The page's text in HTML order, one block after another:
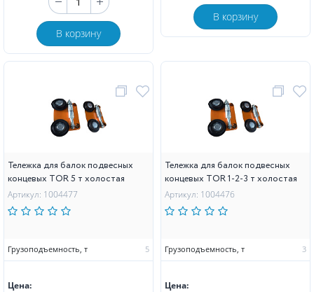
В корзину
В корзину
Тележка для балок подвесных
концевых TOR 5 т холостая
Артикул: 1004477
Грузоподъемность, т 5
Цена:
Тележка для балок подвесных
концевых TOR 1-2-3 т холостая
Артикул: 1004476
Грузоподъемность, т 3
Цена: